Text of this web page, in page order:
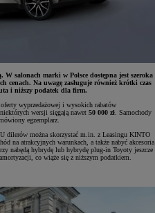
W salonach marki w Polsce dostępna jest szeroka
cenach. Na uwagę zasługuje również krótki czas
i niższy podatek dla firm.
wyprzedażowej i wysokich rabatów
wersji sięgają nawet 50 000 zł . Samochody
egzemplarz.
dilerów można skorzystać m.in. z Leasingu KINTO
na atrakcyjnych warunkach, a także nabyć akcesoria
nabędą hybrydę lub hybrydę plug-in Toyoty jeszcze
co wiąże się z niższym podatkiem.